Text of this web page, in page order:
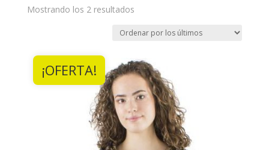
Mostrando los 2 resultadosOrdenado
los
¡OFERTA!